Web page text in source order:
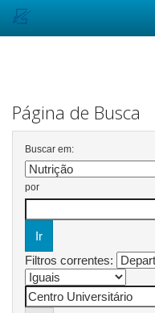
Página de Busca
Buscar em:
por
Filtros correntes: